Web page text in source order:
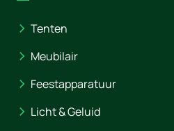
Tenten
Meubilair
Feestapparatuur
Licht & Geluid